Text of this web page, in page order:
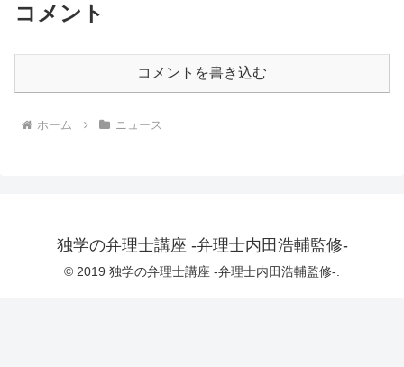
コメント
コメントを書き込む
ホーム ニュース
独学の弁理士講座 -弁理士内田浩輔監修-
© 2019 独学の弁理士講座 -弁理士内田浩輔監修-.